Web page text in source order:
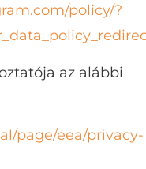
policy/?
az alábbi
page/eea/privacy-